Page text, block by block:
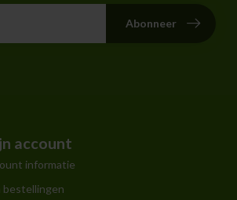
Abonneer
account
informatie
bestellingen